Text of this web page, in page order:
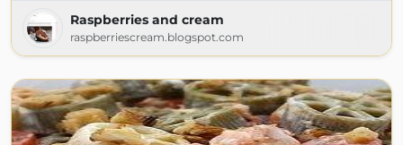
Raspberries and cream
raspberriescream.blogspot.com